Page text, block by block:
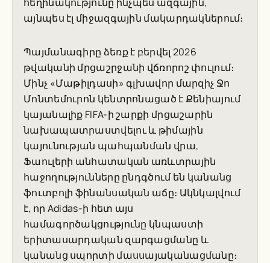
այնպես էլ միջազգային մակարդակներում։
Պայմանագիրը ձեռք է բերվել 2026
թվականի մրցաշրջանի վճռորոշ փուլում։
Մինչ «Մաթիլդասի» գլխավոր մարզիչ Ջո
Մոնտեմուրոն կենտրոնացած է Քենիայում
կայանալիք FIFA-ի շարքի մրցաշարին
նախապատրաստվելու և թիմային
կայունության պահպանման վրա,
Ֆաուլերի անհատական առևտրային
հաջողությունները ընդգծում են կանանց
ֆուտբոլի ֆինանսական աճը։ Ակնկալվում
է, որ Adidas-ի հետ այս
համագործակցությունը կնպաստի
երիտասարդական զարգացմանը և
կանանց սպորտի մասսայականացմանը։